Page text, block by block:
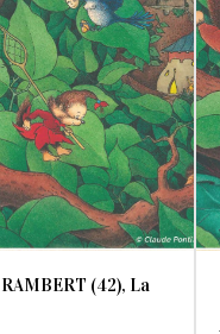
(42), La